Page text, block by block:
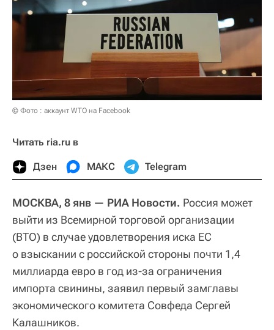
© Фото : аккаунт WTO на Facebook
Читать ria.ru в
Дзен МАКС Telegram
МОСКВА, 8 янв — РИА Новости. Россия может
выйти из Всемирной торговой организации
(ВТО) в случае удовлетворения иска ЕС
о взыскании с российской стороны почти 1,4
миллиарда евро в год из-за ограничения
импорта свинины, заявил первый замглавы
экономического комитета Совфеда Сергей
Калашников.